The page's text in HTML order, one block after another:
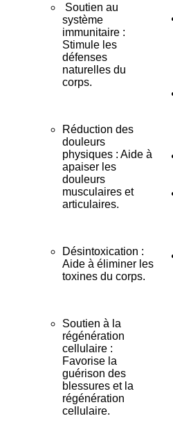
Soutien au
système
immunitaire :
Stimule les
défenses
naturelles du
corps.
Réduction des
douleurs
physiques : Aide à
apaiser les
douleurs
musculaires et
articulaires.
Désintoxication :
Aide à éliminer les
toxines du corps.
Soutien à la
régénération
cellulaire :
Favorise la
guérison des
blessures et la
régénération
cellulaire.